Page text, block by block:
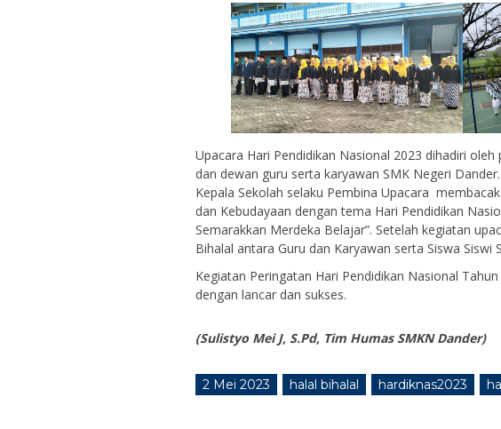
Upacara Hari Pendidikan Nasional 2023 dihadiri
dan dewan guru serta karyawan SMK Negeri
Kepala Sekolah selaku Pembina Upacara
dan Kebudayaan dengan tema Hari Pendidikan
Semarakkan Merdeka Belajar”. Setelah kegiatan
Bihalal antara Guru dan Karyawan serta Siswa Siswi
Kegiatan Peringatan Hari Pendidikan Nasional
dengan lancar dan sukses.
(Sulistyo Mei J, S.Pd, Tim Humas SMKN Dander)
2 Mei 2023 halal bihalal hardiknas2023